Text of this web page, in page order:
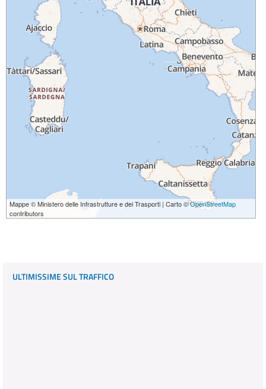
Mappe © Ministero delle Infrastrutture e dei Trasporti | Carto ©OpenStreetMap
contributors
ULTIMISSIME SUL TRAFFICO